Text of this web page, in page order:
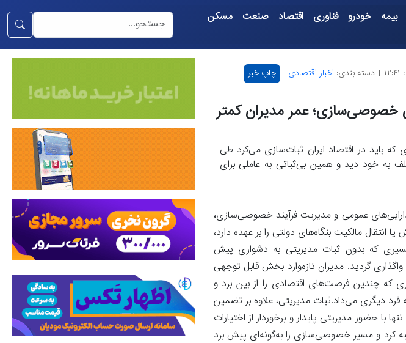
بیمه خودرو فناوری اقتصاد صنعت مسکن
| دسته بندی: اخبار اقتصادی چاپ خبر
خصوصی‌سازی؛ عمر مدیران کمتر
باید در اقتصاد ایران ثبات‌سازی می‌کرد طی
گذشته ۱۷ مدیر مختلف به خود دید و همین بی‌ثباتی به عاملی برای
عمومی و مدیریت فرآیند خصوصی‌سازی،
مالکیت بنگاه‌های دولتی را بر عهده دارد،
مسیری که بدون ثبات مدیریتی به دشواری پیش
گردید. مدیران تازه‌وارد بخش قابل توجهی
که چندین فرصت‌های اقتصادی را از بین برد و
فرد دیگری می‌داد.ثبات مدیریتی، علاوه بر تضمین
حضور مدیریتی پایدار و برخوردار از اختیارات
کرد و مسیر خصوصی‌سازی را به‌گونه‌ای پیش برد